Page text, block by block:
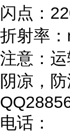
闪点：
折射率
注意：运
阴凉，防
电话：